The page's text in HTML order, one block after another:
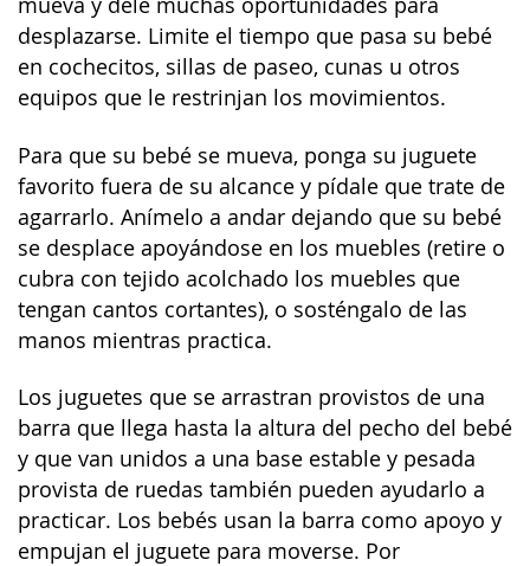
desplazarse. Limite el tiempo que pasa su bebé
en cochecitos, sillas de paseo, cunas u otros
equipos que le restrinjan los movimientos.
Para que su bebé se mueva, ponga su juguete
favorito fuera de su alcance y pídale que trate de
agarrarlo. Anímelo a andar dejando que su bebé
se desplace apoyándose en los muebles (retire o
cubra con tejido acolchado los muebles que
tengan cantos cortantes), o sosténgalo de las
manos mientras practica.
Los juguetes que se arrastran provistos de una
barra que llega hasta la altura del pecho del bebé
y que van unidos a una base estable y pesada
provista de ruedas también pueden ayudarlo a
practicar. Los bebés usan la barra como apoyo y
empujan el juguete para moverse. Por